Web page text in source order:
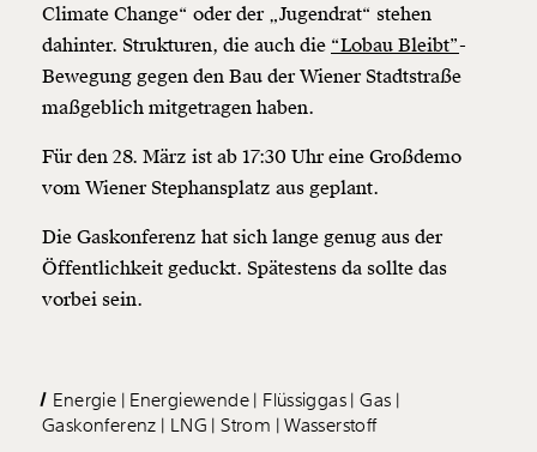
Climate Change“ oder der „Jugendrat“ stehen
dahinter. Strukturen, die auch die “Lobau Bleibt”-
Bewegung gegen den Bau der Wiener Stadtstraße
maßgeblich mitgetragen haben.
Für den 28. März ist ab 17:30 Uhr eine Großdemo
vom Wiener Stephansplatz aus geplant.
Die Gaskonferenz hat sich lange genug aus der
Öffentlichkeit geduckt. Spätestens da sollte das
vorbei sein.
Energie Energiewende Flüssiggas Gas
Gaskonferenz
LNG Strom Wasserstoff